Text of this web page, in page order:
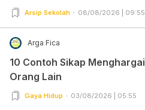
Arsip Sekolah 08/08/2026 | 09:55
Arga Fica
10 Contoh Sikap Menghargai
Orang Lain
Gaya Hidup 03/08/2026 | 05:55